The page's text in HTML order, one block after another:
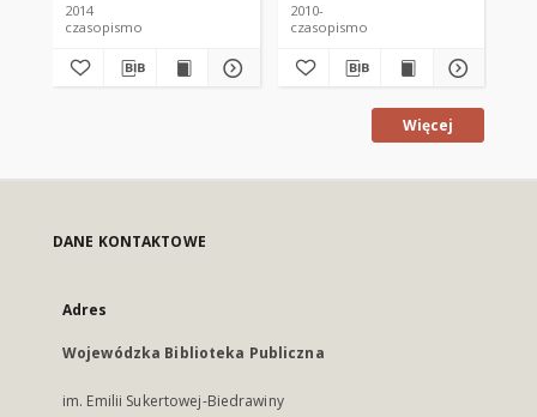
2014
czasopismo
2010-
czasopismo
Więcej
DANE KONTAKTOWE
Adres
Wojewódzka Biblioteka Publiczna
im. Emilii Sukertowej-Biedrawiny